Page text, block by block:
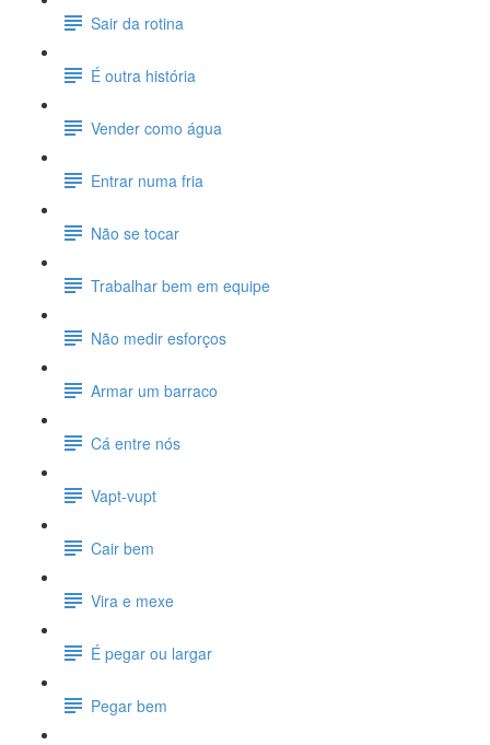
Sair da rotina
É outra história
Vender como água
Entrar numa fria
Não se tocar
Trabalhar bem em equipe
Não medir esforços
Armar um barraco
Cá entre nós
Vapt-vupt
Cair bem
Vira e mexe
É pegar ou largar
Pegar bem